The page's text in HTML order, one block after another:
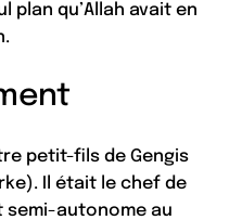
plan qu’Allah avait en
petit-fils de Gengis
Il était le chef de
semi-autonome au